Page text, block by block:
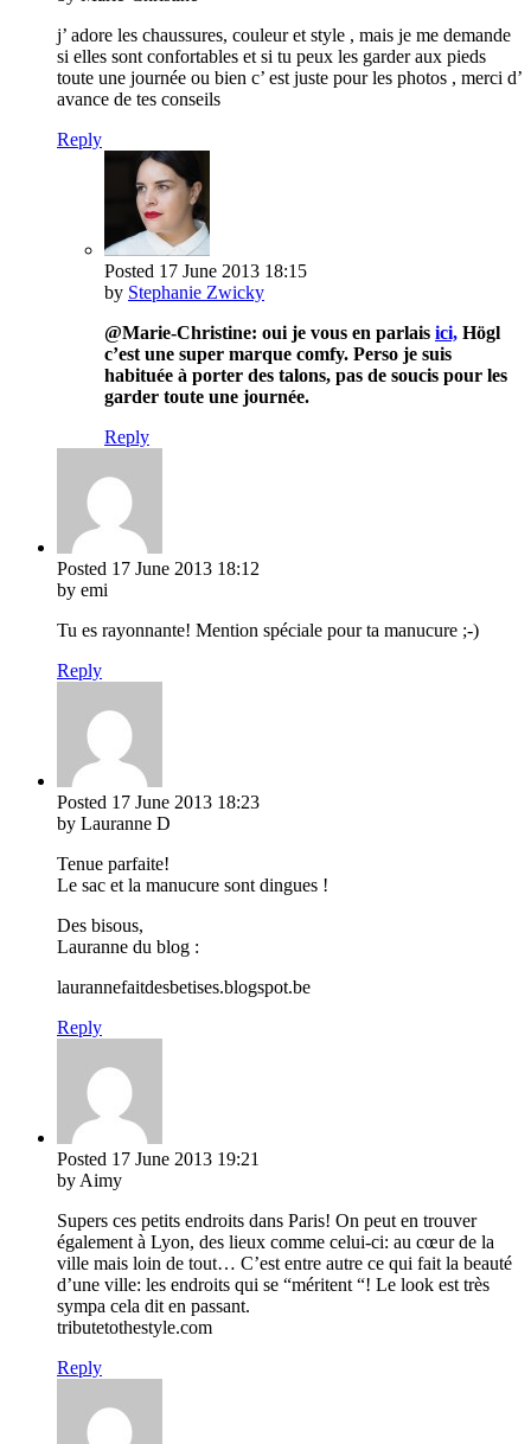
j’ adore les chaussures, couleur et style , mais je me demande
si elles sont confortables et si tu peux les garder aux pieds
toute une journée ou bien c’ est juste pour les photos , merci d’
avance de tes conseils
Reply
Posted 17 June 2013 18:15
by Stephanie Zwicky
@Marie-Christine: oui je vous en parlais ici, Högl
c’est une super marque comfy. Perso je suis
habituée à porter des talons, pas de soucis pour les
garder toute une journée.
Reply
Posted 17 June 2013 18:12
by emi
Tu es rayonnante! Mention spéciale pour ta manucure ;-)
Reply
Posted 17 June 2013 18:23
by Lauranne D
Tenue parfaite!
Le sac et la manucure sont dingues !
Des bisous,
Lauranne du blog :
laurannefaitdesbetises.blogspot.be
Reply
Posted 17 June 2013 19:21
by Aimy
Supers ces petits endroits dans Paris! On peut en trouver
également à Lyon, des lieux comme celui-ci: au cœur de la
ville mais loin de tout… C’est entre autre ce qui fait la beauté
d’une ville: les endroits qui se “méritent “! Le look est très
sympa cela dit en passant.
tributetothestyle.com
Reply